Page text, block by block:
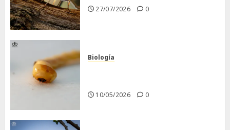
27/07/2026 0
Biología
10/05/2026 0